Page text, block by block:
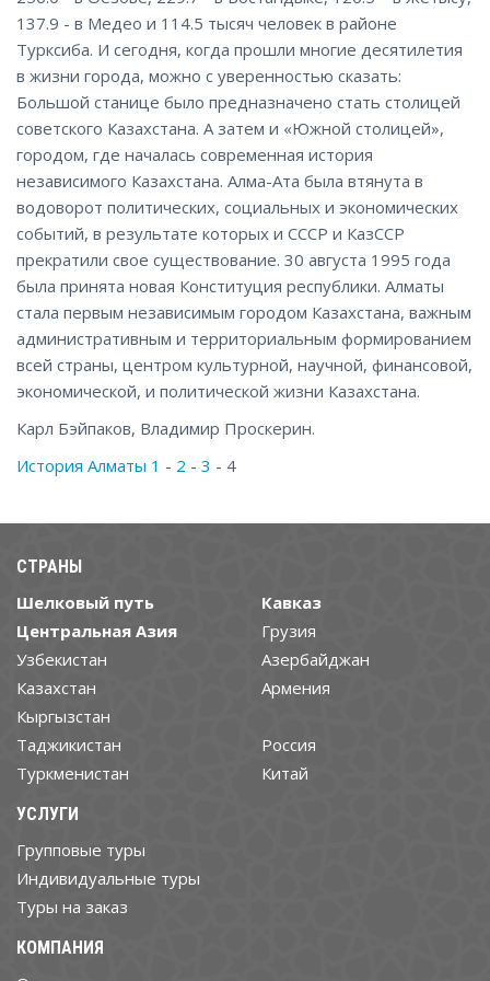
137.9 - в Медео и 114.5 тысяч человек в районе
Турксиба. И сегодня, когда прошли многие десятилетия
в жизни города, можно с уверенностью сказать:
Большой станице было предназначено стать столицей
советского Казахстана. А затем и «Южной столицей»,
городом, где началась современная история
независимого Казахстана. Алма-Ата была втянута в
водоворот политических, социальных и экономических
событий, в результате которых и СССР и КазССР
прекратили свое существование. 30 августа 1995 года
была принята новая Конституция республики. Алматы
стала первым независимым городом Казахстана, важным
административным и территориальным формированием
всей страны, центром культурной, научной, финансовой,
экономической, и политической жизни Казахстана.
Карл Бэйпаков, Владимир Проскерин.
История Алматы 1 - 2 - 3 - 4
СТРАНЫ
Шелковый путь
Центральная Азия
Узбекистан
Казахстан
Кыргызстан
Таджикистан
Туркменистан
Кавказ
Грузия
Азербайджан
Армения
Россия
Китай
УСЛУГИ
Групповые туры
Индивидуальные туры
Туры на заказ
КОМПАНИЯ